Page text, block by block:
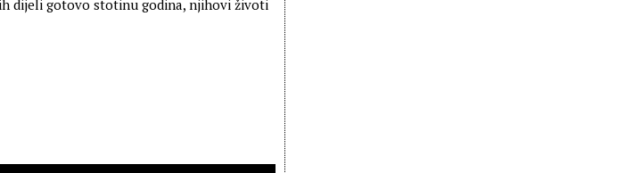
dijeli gotovo stotinu godina, njihovi životi